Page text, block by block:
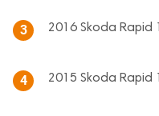
3 2016 Skoda Rapid
4 2015 Skoda Rapid